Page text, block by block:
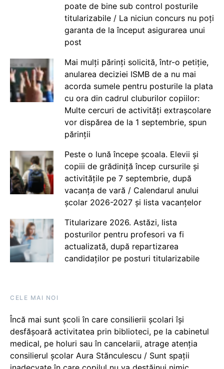
poate de bine sub control posturile
titularizabile / La niciun concurs nu poți
garanta de la început asigurarea unui
post
Mai mulți părinți solicită, într-o petiție,
anularea deciziei ISMB de a nu mai
acorda sumele pentru posturile la plata
cu ora din cadrul cluburilor copiilor:
Multe cercuri de activități extrașcolare
vor dispărea de la 1 septembrie, spun
părinții
Peste o lună începe școala. Elevii și
copiii de grădiniță încep cursurile și
activitățile pe 7 septembrie, după
vacanța de vară / Calendarul anului
școlar 2026-2027 și lista vacanțelor
Titularizare 2026. Astăzi, lista
posturilor pentru profesori va fi
actualizată, după repartizarea
candidaților pe posturi titularizabile
CELE MAI NOI
Încă mai sunt școli în care consilierii școlari își
desfășoară activitatea prin biblioteci, pe la cabinetul
medical, pe holuri sau în cancelarii, atrage atenția
consilierul școlar Aura Stănculescu / Sunt spații